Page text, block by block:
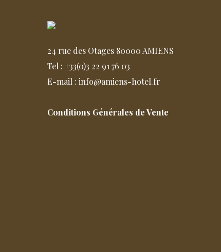
24 rue des Otages 80000 AMIENS
Tel : +33(0)3 22 91 76 03
E-mail : info@amiens-hotel.fr
Conditions Générales de Vente